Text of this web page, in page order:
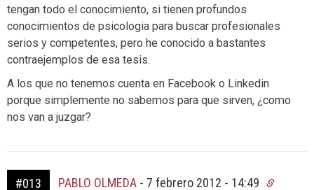
tengan todo el conocimiento, si tienen profundos
conocimientos de psicologia para buscar profesionales
serios y competentes, pero he conocido a bastantes
contraejemplos de esa tesis.
A los que no tenemos cuenta en Facebook o Linkedin
porque simplemente no sabemos para que sirven, ¿como
nos van a juzgar?
#013 PABLO OLMEDA - 7 febrero 2012 - 14:49